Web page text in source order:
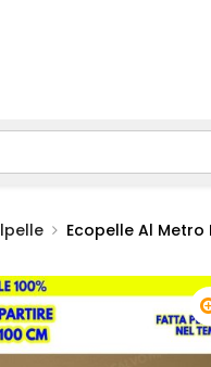
Ecopelle Al